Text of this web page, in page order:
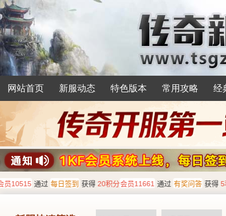
网站首页 新服动态 特色版本 常用攻略 经